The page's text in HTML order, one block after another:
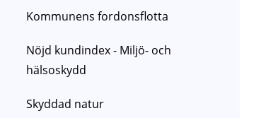
Kommunens fordonsflotta
Nöjd kundindex - Miljö- och
hälsoskydd
Skyddad natur